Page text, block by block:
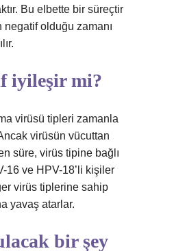
Bu elbette bir süreçtir
olduğu zamanı
iyileşir mi?
virüsü tipleri zamanla
virüsün vücuttan
süre, virüs tipine bağlı
16 ve HPV-18’li kişiler
virüs tiplerine sahip
yavaş atarlar.
bir şey